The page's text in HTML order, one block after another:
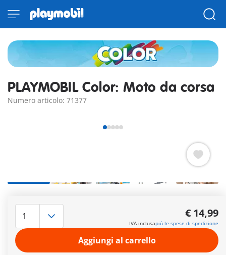
PLAYMOBIL Color: Moto da corsa
Numero articolo: 71377
piace a te la tua moto da corsa con i pennarelli inclusi. Il
personaggio ha un vestito bianco per lasciare spazio alle tue
idee creative. Il colore può essere facilmente lavato via per un
divertimento senza fine.
Ulteriori informazioni
€ 14,99
IVA inclusapiù le spese di spedizione
Aggiungi al carrello